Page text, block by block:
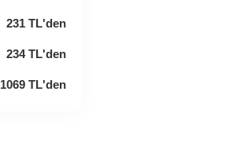
231 TL'den
234 TL'den
1069 TL'den